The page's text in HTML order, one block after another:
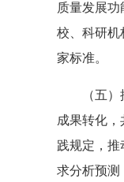
质量发展
校、科研机
家标准。
（五
成果转化，
践规定，
求分析预测